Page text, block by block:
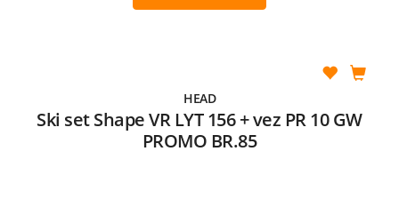
HEAD
Ski set Shape VR LYT 156 + vez PR 10 GW
PROMO BR.85